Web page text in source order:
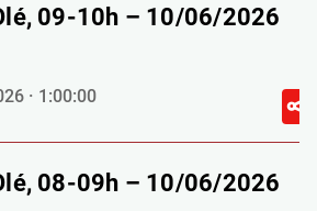
09-10h – 10/06/2026
· 1:00:00
08-09h – 10/06/2026